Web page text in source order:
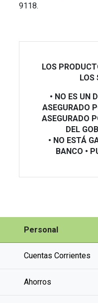
9118.
LOS
LOS
• NO ES UN
ASEGURADO
ASEGURADO
DEL
• NO ESTÁ
BANCO •
Personal
Cuentas Corrientes
Ahorros